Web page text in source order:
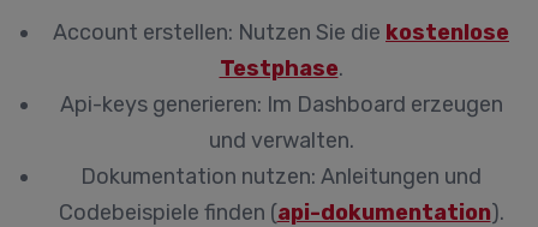
Account erstellen: Nutzen Sie die kostenlose
Testphase.
Api-keys generieren: Im Dashboard erzeugen
und verwalten.
Dokumentation nutzen: Anleitungen und
Codebeispiele finden (api-dokumentation).